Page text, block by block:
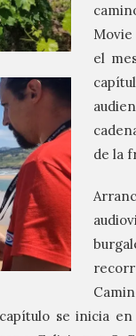
el
de la
se inicia